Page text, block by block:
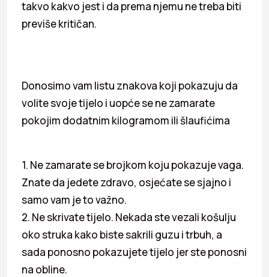
takvo kakvo jest i da prema njemu ne treba biti
previše kritičan.
Donosimo vam listu znakova koji pokazuju da
volite svoje tijelo i uopće se ne zamarate
pokojim dodatnim kilogramom ili šlaufićima
1. Ne zamarate se brojkom koju pokazuje vaga.
Znate da jedete zdravo, osjećate se sjajno i
samo vam je to važno.
2. Ne skrivate tijelo. Nekada ste vezali košulju
oko struka kako biste sakrili guzu i trbuh, a
sada ponosno pokazujete tijelo jer ste ponosni
na obline.